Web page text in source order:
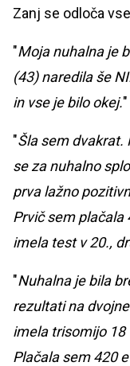
Zanj se odloča
"Moja nuhalna je
(43) naredila še
in vse je bilo okej."
"Šla sem dvakrat.
se za nuhalno
prva lažno
Prvič sem plačala
imela test v 20.,
"Nuhalna je bila
rezultati na
imela trisomijo 18
Plačala sem 420